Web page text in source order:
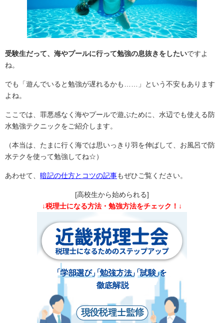
受験生だって、海やプールに行って勉強の息抜きをしたいですよ
ね。
でも「遊んでいると勉強が遅れるかも……」という不安もあります
よね。
ここでは、罪悪感なく海やプールで遊ぶために、水辺でも使える防
水勉強テクニックをご紹介します。
（本当は、たまに行く海では思いっきり羽を伸ばして、お風呂で防
水テクを使って勉強してね☆）
あわせて、 暗記の仕方とコツの記事もぜひご覧ください。
[高校生から始められる]
↓税理士になる方法・勉強方法をチェック！↓